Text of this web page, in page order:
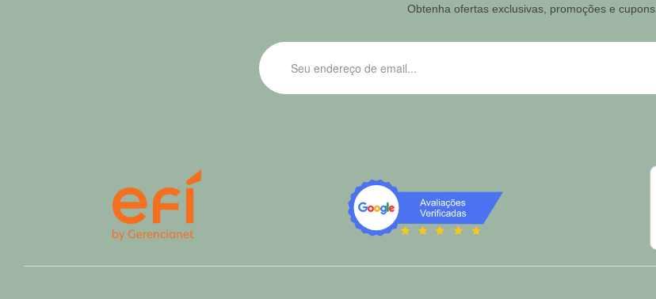
Obtenha ofertas exclusivas, promoções e cupons.